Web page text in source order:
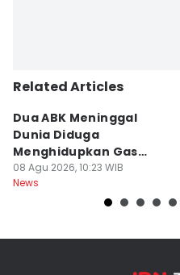
Related Articles
Dua ABK Meninggal
Dunia Diduga
Menghidupkan Gas
Beracun di Kapal
08 Agu 2026, 10:23 WIB
News